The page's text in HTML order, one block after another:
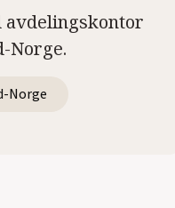
avdelingskontor
Norge.
Norge